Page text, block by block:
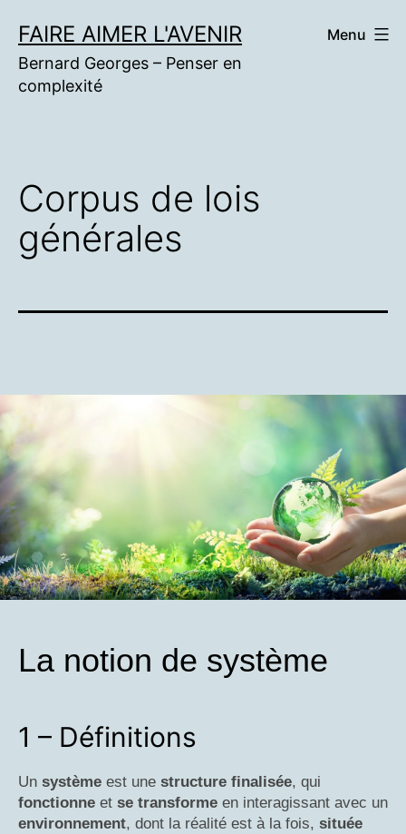
au
contenu
FAIRE AIMER L'AVENIR
Bernard Georges – Penser en
complexité
Menu
Corpus de lois
générales
La notion de système
1 – Définitions
Un système est une structure finalisée, qui
fonctionne et se transforme en interagissant avec un
environnement, dont la réalité est à la fois, située